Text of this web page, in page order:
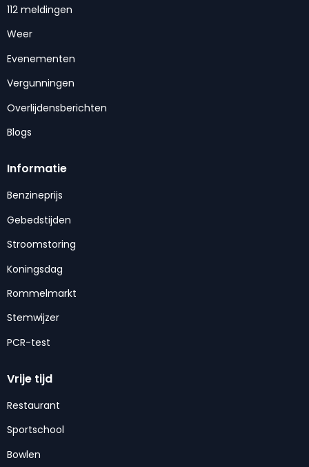
112 meldingen
Weer
Evenementen
Vergunningen
Overlijdensberichten
Blogs
Informatie
Benzineprijs
Gebedstijden
Stroomstoring
Koningsdag
Rommelmarkt
Stemwijzer
PCR-test
Vrije tijd
Restaurant
Sportschool
Bowlen